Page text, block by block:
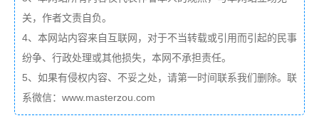
关，作者文责自负。
4、本网站内容来自互联网，对于不当转载或引用而引起的民事
纷争、行政处理或其他损失，本网不承担责任。
5、如果有侵权内容、不妥之处，请第一时间联系我们删除。联
系微信：www.masterzou.com